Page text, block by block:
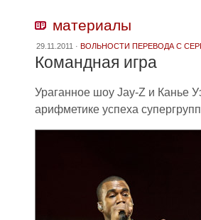
материалы
29.11.2011 · ВОЛЬНОСТИ ПЕРЕВОДА С
Командная игра
Ураганное шоу Jay-Z и Канье
арифметике успеха супергрупп